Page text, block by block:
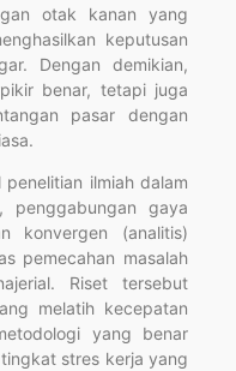
otak kanan yang
keputusan
Dengan demikian,
benar, tetapi juga
pasar dengan
ilmiah dalam
penggabungan gaya
konvergen (analitis)
pemecahan masalah
Riset tersebut
melatih kecepatan
yang benar
stres kerja yang